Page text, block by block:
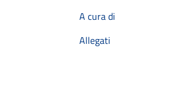
A cura di
Allegati